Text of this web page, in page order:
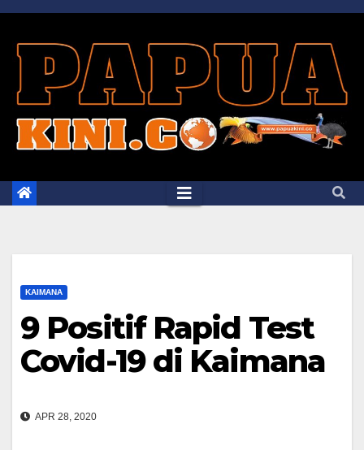
Skip
content
KAIMANA
9 Positif Rapid Test
Covid-19 di Kaimana
APR 28, 2020